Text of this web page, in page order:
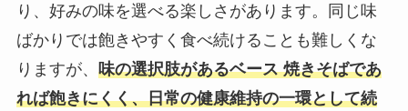
り、好みの味を選べる楽しさがあります。同じ味
ばかりでは飽きやすく食べ続けることも難しくな
りますが、 味の選択肢があるベース 焼きそばであ
れば飽きにくく、日常の健康維持の一環として続